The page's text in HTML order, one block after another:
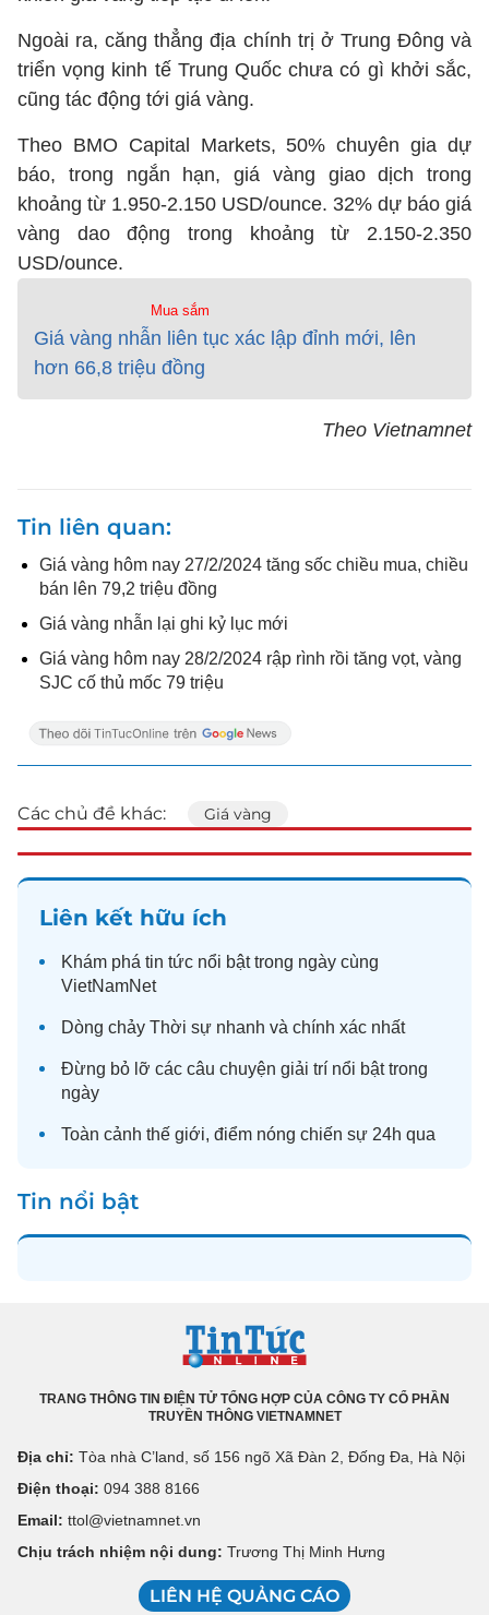
Ngoài ra, căng thẳng địa chính trị ở Trung Đông và
triển vọng kinh tế Trung Quốc chưa có gì khởi sắc,
cũng tác động tới giá vàng.
Theo BMO Capital Markets, 50% chuyên gia dự
báo, trong ngắn hạn, giá vàng giao dịch trong
khoảng từ 1.950-2.150 USD/ounce. 32% dự báo giá
vàng dao động trong khoảng từ 2.150-2.350
USD/ounce.
Mua sắm
Giá vàng nhẫn liên tục xác lập đỉnh mới, lên
hơn 66,8 triệu đồng
Theo Vietnamnet
Tin liên quan
Giá vàng hôm nay 27/2/2024 tăng sốc chiều mua, chiều
bán lên 79,2 triệu đồng
Giá vàng nhẫn lại ghi kỷ lục mới
Giá vàng hôm nay 28/2/2024 rập rình rồi tăng vọt, vàng
SJC cố thủ mốc 79 triệu
Các chủ đề khác: Giá vàng
Liên kết hữu ích
Khám phá tin tức nổi bật trong ngày cùng
VietNamNet
Dòng chảy Thời sự nhanh và chính xác nhất
Đừng bỏ lỡ các câu chuyện giải trí nổi bật trong
ngày
Toàn cảnh thế giới, điểm nóng chiến sự 24h qua
Tin nổi bật
TRANG THÔNG TIN ĐIỆN TỬ TỔNG HỢP CỦA CÔNG TY CỔ PHẦN
TRUYỀN THÔNG VIETNAMNET
Địa chỉ: Tòa nhà C’land, số 156 ngõ Xã Đàn 2, Đống Đa, Hà Nội
Điện thoại: 094 388 8166
Email: ttol@vietnamnet.vn
Chịu trách nhiệm nội dung: Trương Thị Minh Hưng
LIÊN HỆ QUẢNG CÁO